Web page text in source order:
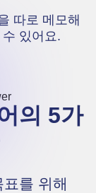
따로 메모해
있어요.
의 5가
를 위해